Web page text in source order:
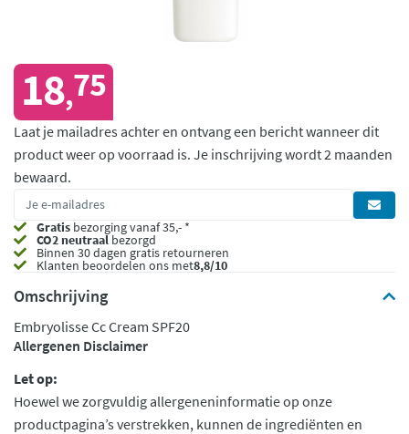
18,75
Laat je mailadres achter en ontvang een bericht wanneer dit
product weer op voorraad is. Je inschrijving wordt 2 maanden
bewaard.
Gratis bezorging vanaf 35,- *
CO2 neutraalbezorgd
Binnen 30 dagen gratis retourneren
Klanten beoordelen ons met8,8/10
Omschrijving
Embryolisse Cc Cream SPF20
Allergenen Disclaimer
Let op:
Hoewel we zorgvuldig allergeneninformatie op onze
productpagina’s verstrekken, kunnen de ingrediënten en